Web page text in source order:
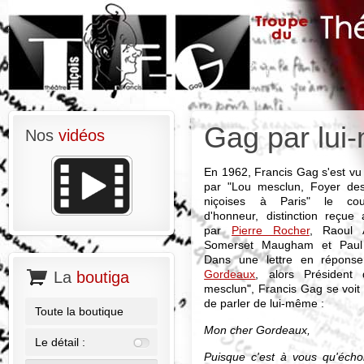
Gag par
En 1962, Francis Gag s'est
par "Lou mesclun, Foyer
niçoises à Paris" le
d'honneur, distinction reçue
par Pierre Rocher, Raoul
Somerset Maugham et
Dans une lettre en
Gordeaux , alors Président
mesclun", Francis Gag se voit
de parler de lui-même :
Mon cher Gordeaux,
Puisque c'est à vous
Nos vidéos
La boutiga
Toute la boutique
Le détail :